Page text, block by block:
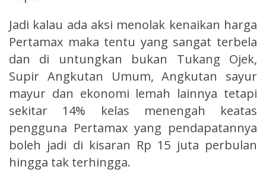
Jadi kalau ada aksi menolak kenaikan harga
Pertamax maka tentu yang sangat terbela
dan di untungkan bukan Tukang Ojek,
Supir Angkutan Umum, Angkutan sayur
mayur dan ekonomi lemah lainnya tetapi
sekitar 14% kelas menengah keatas
pengguna Pertamax yang pendapatannya
boleh jadi di kisaran Rp 15 juta perbulan
hingga tak terhingga.